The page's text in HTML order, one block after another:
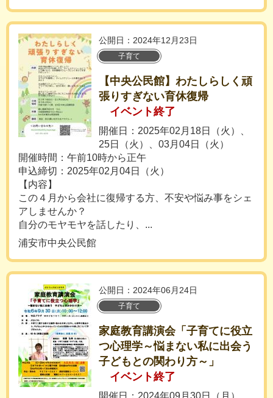
公開日：2024年12月23日
子育て
【中央公民館】わたしらしく頑
張りすぎない育休復帰
イベント終了
開催日：2025年02月18日（火）、
25日（火）、03月04日（火）
開催時間：午前10時から正午
申込締切：2025年02月04日（火）
【内容】
この４月から会社に復帰する方、不安や悩み事をシェ
アしませんか？
自分のモヤモヤを話したり、...
浦安市中央公民館
公開日：2024年06月24日
子育て
家庭教育講演会「子育てに役立
つ心理学～悩まない私に出会う
子どもとの関わり方～」
イベント終了
開催日：2024年09月30日（月）